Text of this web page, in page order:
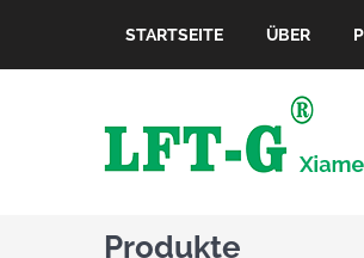
STARTSEITE ÜBER
Produkte